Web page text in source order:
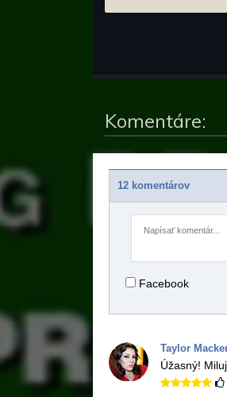
Komentáre:
12 komentárov
Facebook
Taylor
Úžasný!